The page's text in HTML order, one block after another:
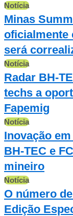
Notícia
Minas
oficialmente
será
Notícia
Radar BH-
techs a
Fapemig
Notícia
Inovação
BH-TEC e
mineiro
Notícia
O número
Edição